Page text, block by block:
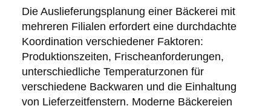
Die Auslieferungsplanung einer Bäckerei mit
mehreren Filialen erfordert eine durchdachte
Koordination verschiedener Faktoren:
Produktionszeiten, Frischeanforderungen,
unterschiedliche Temperaturzonen für
verschiedene Backwaren und die Einhaltung
von Lieferzeitfenstern. Moderne Bäckereien